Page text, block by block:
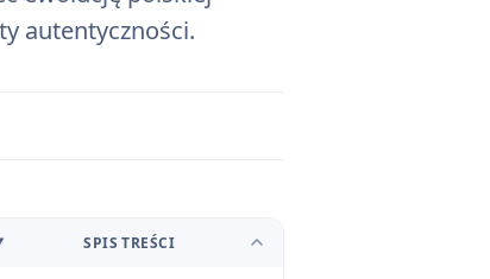
autentyczności.
SPIS TREŚCI